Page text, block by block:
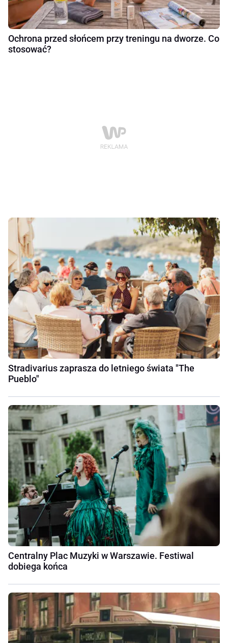
Ochrona przed słońcem przy treningu na dworze. Co
stosować?
Stradivarius zaprasza do letniego świata "The
Pueblo"
Centralny Plac Muzyki w Warszawie. Festiwal
dobiega końca